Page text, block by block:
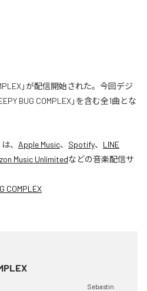
」が配信開始された。今回デジ
BUG COMPLEX」を含む全1曲とな
は、 Apple Music、 Spotify、 LINE
Music Unlimitedなどの音楽配信サ
COMPLEX
Sebastin